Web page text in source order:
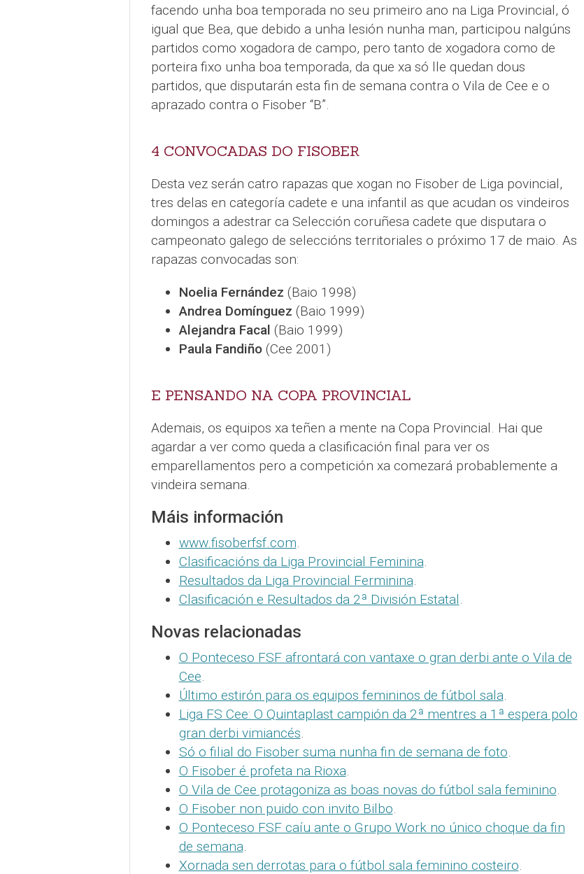
facendo unha boa temporada no seu primeiro ano na Liga Provincial, ó
igual que Bea, que debido a unha lesión nunha man, participou nalgúns
partidos como xogadora de campo, pero tanto de xogadora como de
porteira fixo unha boa temporada, da que xa só lle quedan dous
partidos, que disputarán esta fin de semana contra o Vila de Cee e o
aprazado contra o Fisober “B”.
4 CONVOCADAS DO FISOBER
Desta vez serán catro rapazas que xogan no Fisober de Liga povincial,
tres delas en categoría cadete e una infantil as que acudan os vindeiros
domingos a adestrar ca Selección coruñesa cadete que disputara o
campeonato galego de seleccións territoriales o próximo 17 de maio. As
rapazas convocadas son:
Noelia Fernández (Baio 1998)
Andrea Domínguez (Baio 1999)
Alejandra Facal (Baio 1999)
Paula Fandiño(Cee 2001)
E PENSANDO NA COPA PROVINCIAL
Ademais, os equipos xa teñen a mente na Copa Provincial. Hai que
agardar a ver como queda a clasificación final para ver os
emparellamentos pero a competición xa comezará probablemente a
vindeira semana.
Máis información
www.fisoberfsf.com.
Clasificacións da Liga Provincial Feminina.
Resultados da Liga Provincial Ferminina.
Clasificación e Resultados da 2ª División Estatal.
Novas relacionadas
O Ponteceso FSF afrontará con vantaxe o gran derbi ante o Vila de
Cee.
Último estirón para os equipos femininos de fútbol sala.
Liga FS Cee: O Quintaplast campión da 2ª mentres a 1ª espera polo
gran derbi vimiancés.
Só o filial do Fisober suma nunha fin de semana de foto.
O Fisober é profeta na Rioxa.
O Vila de Cee protagoniza as boas novas do fútbol sala feminino.
O Fisober non puido con invito Bilbo.
O Ponteceso FSF caíu ante o Grupo Work no único choque da fin
de semana.
Xornada sen derrotas para o fútbol sala feminino costeiro.